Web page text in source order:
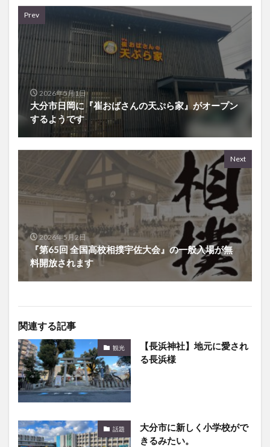
Prev
2026年5月1日
大分市日岡に『崔おばさんの天ぷら家』がオープン
するようです
Next
2026年5月2日
『第65回 全国高校相撲宇佐大会』の一般入場が無
料開放されます
関連する記事
観光
【長浜神社】地元に愛され
る長浜様
話題
大分市に新しく小学校がで
きるみたい。